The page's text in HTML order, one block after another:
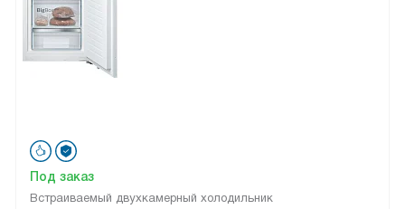
Встраиваемый двухкамерный холодильник
Под заказ